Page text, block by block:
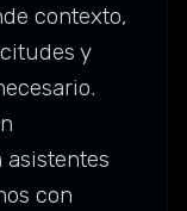
contexto,
y
con